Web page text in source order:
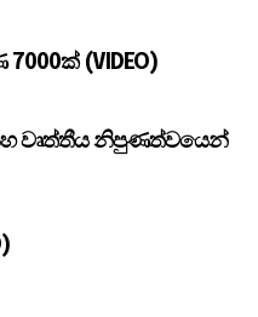
(VIDEO)
වෘත්තීය නිපුණත්වයෙන්